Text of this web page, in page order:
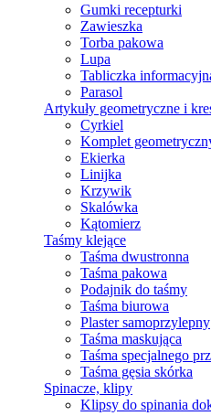
Gumki recepturki
Zawieszka
Torba pakowa
Lupa
Tabliczka
Parasol
Artykuły geometryczne i
Cyrkiel
Komplet
Ekierka
Linijka
Krzywik
Skalówka
Kątomierz
Taśmy klejące
Taśma dwustronna
Taśma pakowa
Podajnik do taśmy
Taśma biurowa
Plaster samoprzylepny
Taśma maskująca
Taśma specjalnego
Taśma gęsia skórka
Spinacze, klipy
Klipsy do spinania